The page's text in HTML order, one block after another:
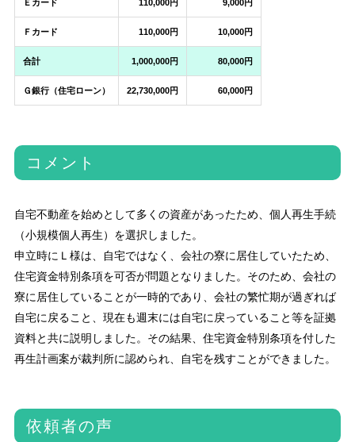
Ｅカード 110,000円 9,000円
Ｆカード 110,000円 10,000円
合計 1,000,000円 80,000円
Ｇ銀行（住宅ローン） 22,730,000円 60,000円
コメント
自宅不動産を始めとして多くの資産があったため、個人再生手続
（小規模個人再生）を選択しました。
申立時にＬ様は、自宅ではなく、会社の寮に居住していたため、
住宅資金特別条項を可否が問題となりました。そのため、会社の
寮に居住していることが一時的であり、会社の繁忙期が過ぎれば
自宅に戻ること、現在も週末には自宅に戻っていること等を証拠
資料と共に説明しました。その結果、住宅資金特別条項を付した
再生計画案が裁判所に認められ、自宅を残すことができました。
依頼者の声